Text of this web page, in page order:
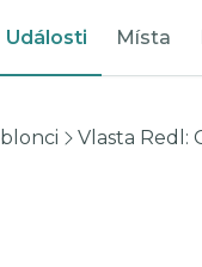
Události Místa
Vlasta Redl: